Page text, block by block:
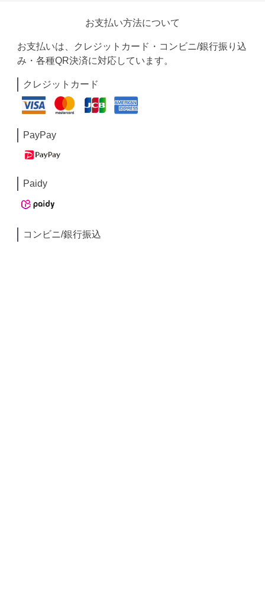
お支払い方法について
お支払いは、クレジットカード・コンビニ/銀行振り込
み・各種QR決済に対応しています。
クレジットカード
PayPay
Paidy
コンビニ/銀行振込